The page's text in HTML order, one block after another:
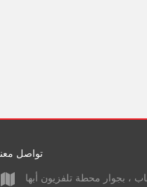
تواصل
، بجوار محطة تلفزيون أبها